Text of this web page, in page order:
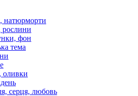
натюрморти
рослини
фон
тема
оливки
серця, любовь